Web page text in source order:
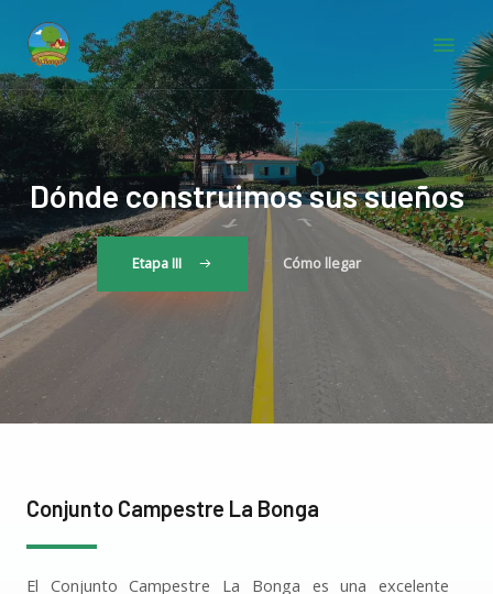
contenido
Dónde construimos sus sueños
Etapa III Cómo llegar
Conjunto Campestre La Bonga
El Conjunto Campestre La Bonga es una excelente